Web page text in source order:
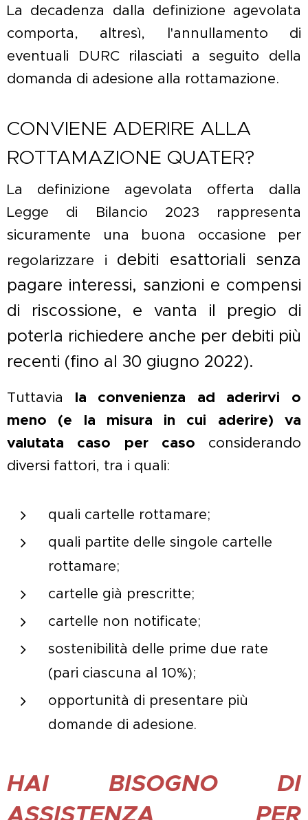
La decadenza dalla definizione agevolata
comporta, altresì, l'annullamento di
eventuali DURC rilasciati a seguito della
domanda di adesione alla rottamazione.
CONVIENE ADERIRE ALLA
ROTTAMAZIONE QUATER?
La definizione agevolata offerta dalla
Legge di Bilancio 2023 rappresenta
sicuramente una buona occasione per
regolarizzare i debiti esattoriali senza
pagare interessi, sanzioni e compensi
di riscossione, e vanta il pregio di
poterla richiedere anche per debiti più
recenti (fino al 30 giugno 2022).
Tuttavia la convenienza ad aderirvi o
meno (e la misura in cui aderire)
va
valutata caso per caso considerando
diversi fattori, tra i quali:
quali cartelle rottamare;
quali partite delle singole cartelle
rottamare;
cartelle già prescritte;
cartelle non notificate;
sostenibilità delle prime due rate
(pari ciascuna al 10%);
opportunità di presentare più
domande di adesione.
HAI BISOGNO DI
ASSISTENZA PER